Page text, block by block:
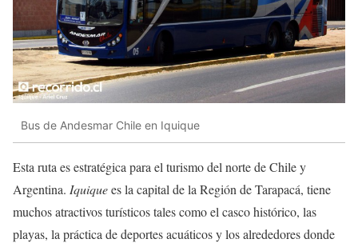
Bus de Andesmar Chile en Iquique
Esta ruta es estratégica para el turismo del norte de Chile y
Argentina. Iquiquees la capital de la Región de Tarapacá, tiene
muchos atractivos turísticos tales como el casco histórico, las
playas, la práctica de deportes acuáticos y los alrededores donde